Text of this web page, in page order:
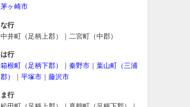
茅ヶ崎市
な行
中井町（足柄上郡）｜二宮町（中郡）
は行
箱根町（足柄下郡）
｜ 秦野市｜ 葉山町（三浦
郡）
｜ 平塚市｜ 藤沢市
ま行